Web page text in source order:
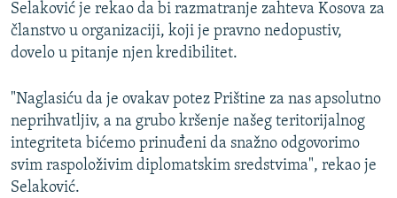
Selaković je rekao da bi razmatranje zahteva Kosova za
članstvo u organizaciji, koji je pravno nedopustiv,
dovelo u pitanje njen kredibilitet.
"Naglasiću da je ovakav potez Prištine za nas apsolutno
neprihvatljiv, a na grubo kršenje našeg teritorijalnog
integriteta bićemo prinuđeni da snažno odgovorimo
svim raspoloživim diplomatskim sredstvima", rekao je
Selaković.